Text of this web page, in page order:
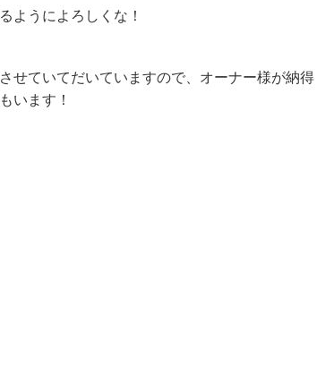
ようによろしくな！
せていてだいていますので、オーナー様が納得
います！